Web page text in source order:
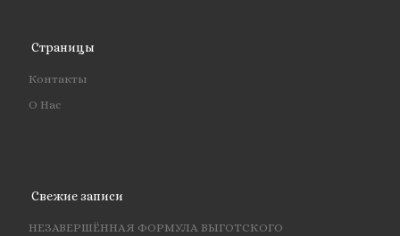
Страницы
Контакты
О Нас
Свежие записи
НЕЗАВЕРШЁННАЯ ФОРМУЛА ВЫГОТСКОГО